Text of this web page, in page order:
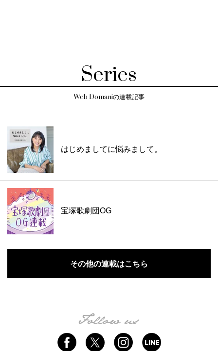
Series
Web Domaniの連載記事
はじめましてに悩みまして。
宝塚歌劇団OG
その他の連載はこちら